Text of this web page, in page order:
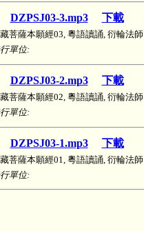
DZPSJ03-3.mp3 下載
菩薩本願經03, 粵語讀誦, 衍輪法師
單位:
DZPSJ03-2.mp3 下載
菩薩本願經02, 粵語讀誦, 衍輪法師
單位:
DZPSJ03-1.mp3 下載
菩薩本願經01, 粵語讀誦, 衍輪法師
單位: